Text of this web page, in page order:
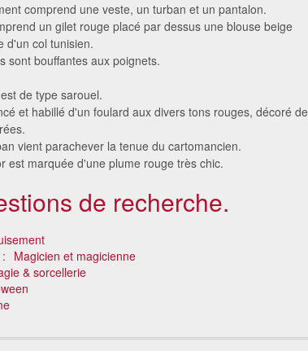
comprend une veste, un turban et un pantalon.
un gilet rouge placé par dessus une blouse beige
d'un col tunisien.
sont bouffantes aux poignets.
de type sarouel.
et habillé d'un foulard aux divers tons rouges, décoré de
vient parachever la tenue du cartomancien.
est marquée d'une plume rouge très chic.
de recherche.
Magicien et magicienne
& sorcellerie
noir argenté
pour adulte
54 €
zombie